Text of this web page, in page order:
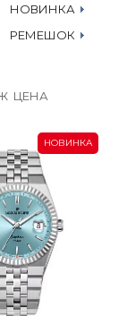
НОВИНКА
РЕМЕШОК
ЦЕНА
НОВИНКА